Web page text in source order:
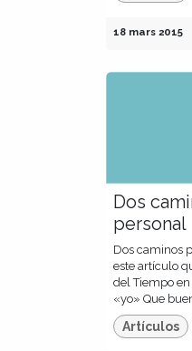
18 mars 2015
Dos
personal
Dos caminos
este artículo
del Tiempo
«yo» Que
Artículos